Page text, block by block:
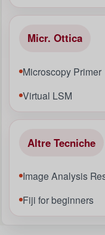
Micr. Ottica
Microscopy Primer
Virtual LSM
Altre Tecniche
Image Analysis
Fiji for beginners